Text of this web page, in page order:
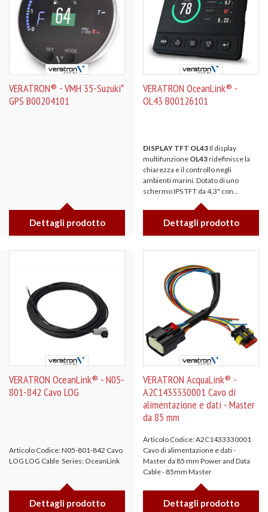
VERATRON® - VMH 35-Suzuki*
GPS B00204101
Dettagli prodotto
VERATRON OceanLink® -
OL43 B00126101
DISPLAY TFT OL43Il display
multifunzione OL43ridefinisce la
chiarezza e il controllo negli
ambienti marini. Dotato di uno
schermo IPS TFT da 4,3" con...
Dettagli prodotto
VERATRON OceanLink® - N05-
801-842 Cavo LOG
Articolo Codice: N05-801-842 Cavo
LOG LOG Cable Series: OceanLink
Dettagli prodotto
VERATRON AcquaLink® -
A2C1433330001 Cavo di
alimentazione e dati - Master
da 85 mm
Articolo Codice: A2C1433330001
Cavo di alimentazione e dati -
Master da 85 mm Power and Data
Cable - 85mm Master
Dettagli prodotto